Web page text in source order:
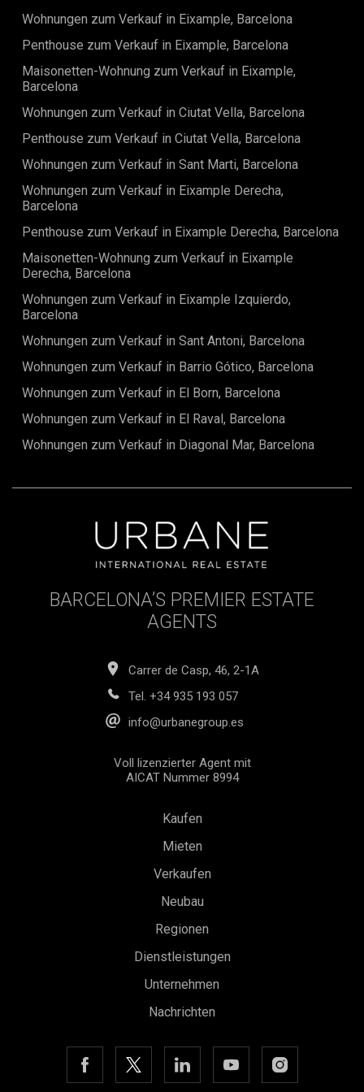
eine beeindruckende geschlossene Galerie, typisch für das
Eixample-Viertel, ideal zum Entspannen, sowie einen
Balkon, der reizvolle Stadtblicke bietet. Diese Wohnung ist
Kunstwerk, mit luxuriösen Oberflächen und einem Dekor,
das historische Eleganz mit modernem Komfort verbindet.
Sie repräsentiert eine großartige Gelegenheit für diejenigen,
die nach einer exklusiven Immobilie im Herzen Barcelonas
suchen. Zum Verkauf angeboten für 1.600.000 Euro, stellt
Gebiete Barcelonas dar. Die beigefügten Bilder zeigen das
außergewöhnlicher Qualität zu sein. Für weitere Details
oder um einen Besichtigungstermin zu vereinbaren,
besuchen Sie bitte unsere Website oder kontaktieren Sie
Wohnungen zum Verkauf in Eixample, Barcelona
Penthouse zum Verkauf in Eixample, Barcelona
Maisonetten-Wohnung zum Verkauf in Eixample,
Barcelona
Wohnungen zum Verkauf in Ciutat Vella, Barcelona
Penthouse zum Verkauf in Ciutat Vella, Barcelona
Wohnungen zum Verkauf in Sant Marti, Barcelona
Wohnungen zum Verkauf in Eixample Derecha,
Barcelona
Penthouse zum Verkauf in Eixample Derecha, Barcelona
Maisonetten-Wohnung zum Verkauf in Eixample
Derecha, Barcelona
Wohnungen zum Verkauf in Eixample Izquierdo,
Barcelona
Wohnungen zum Verkauf in Sant Antoni, Barcelona
Wohnungen zum Verkauf in Barrio Gótico, Barcelona
Wohnungen zum Verkauf in El Born, Barcelona
Wohnungen zum Verkauf in El Raval, Barcelona
Wohnungen zum Verkauf in Diagonal Mar, Barcelona
BARCELONA’S PREMIER ESTATE
AGENTS
Carrer de Casp, 46, 2-1A
Tel. +34 935 193 057
info@urbanegroup.es
Voll lizenzierter Agent mit
AICAT Nummer 8994
Kaufen
Mieten
Verkaufen
Neubau
Regionen
Dienstleistungen
Unternehmen
Nachrichten
Konfiguration speichern